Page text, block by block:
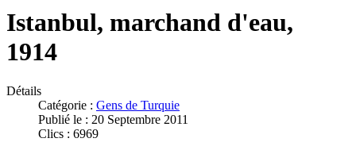
Istanbul, marchand d'eau,
1914
Détails
Catégorie : Gens de Turquie
Publié le : 20 Septembre 2011
Clics : 6969